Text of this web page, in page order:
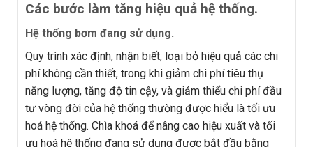
Các bước làm tăng hiệu quả hệ thống.
Hệ thống bơm đang sử dụng.
Quy trình xác định, nhận biết, loại bỏ hiệu quả các chi
phí không cần thiết, trong khi giảm chi phí tiêu thụ
năng lượng, tăng độ tin cậy, và giảm thiểu chi phí đầu
tư vòng đời của hệ thống thường được hiểu là tối ưu
hoá hệ thống. Chìa khoá để nâng cao hiệu xuất và tối
ưu hoá hệ thống đang sử dụng được bắt đầu bằng